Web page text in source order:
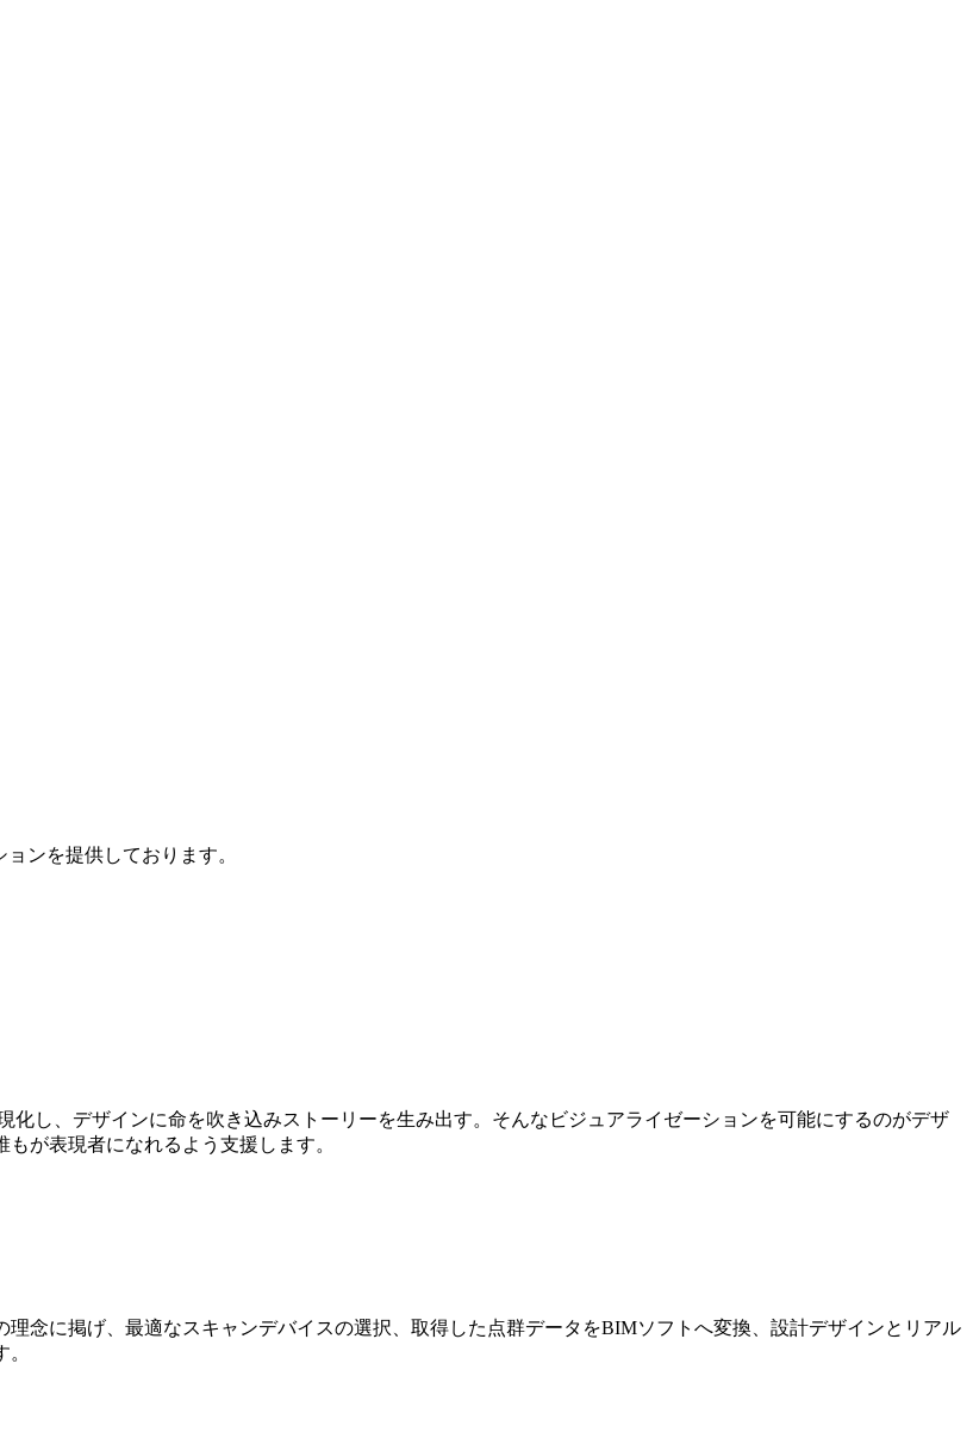
ンを提供しております。
し、デザインに命を吹き込みストーリーを生み出す。そんなビジュアライゼーションを可能にするのがデザ
が表現者になれるよう支援します。
念に掲げ、最適なスキャンデバイスの選択、取得した点群データをBIMソフトへ変換、設計デザインとリアル